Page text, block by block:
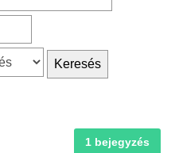
Keresés
1 bejegyzés